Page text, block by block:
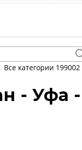
Все категории 199002
- Уфа -